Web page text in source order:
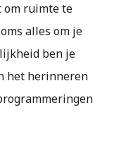
om ruimte te
alles om je
ben je
het herinneren